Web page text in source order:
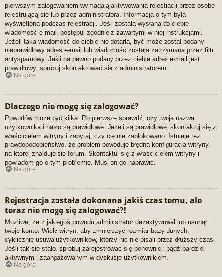
pierwszym zalogowaniem wymagają aktywowania rejestracji przez osobę
rejestrującą się lub przez administratora. Informacja o tym była
wyświetlona podczas rejestracji. Jeśli została wysłana do ciebie
wiadomość e-mail, postępuj zgodnie z zawartymi w niej instrukcjami.
Jeżeli taka wiadomość do ciebie nie dotarła, być może został podany
nieprawidłowy adres e-mail lub wiadomość została zatrzymana przez filtr
antyspamowy. Jeśli na pewno podany przez ciebie adres e-mail jest
prawidłowy, spróbuj skontaktować się z administratorem.
Na górę
Dlaczego nie mogę się zalogować?
Powodów może być kilka. Po pierwsze sprawdź, czy twoja nazwa
użytkownika i hasło są prawidłowe. Jeżeli są prawidłowe, skontaktuj się z
właścicielem witryny i zapytaj, czy cię nie zablokowano. Istnieje też
prawdopodobieństwo, że problem powoduje błędna konfiguracja witryny,
na której znajduje się forum. Skontaktuj się z właścicielem witryny i
powiadom go o tym problemie. Musi on go naprawić.
Na górę
Rejestracja została dokonana jakiś czas temu, ale
teraz nie mogę się zalogować?!
Możliwe, że z jakiegoś powodu administrator dezaktywował lub usunął
twoje konto. Wiele witryn, aby zmniejszyć rozmiar bazy danych,
cyklicznie usuwa użytkowników, którzy nic nie pisali przez dłuższy czas.
Jeśli tak się stało, spróbuj zarejestrować się ponownie i bądź bardziej
aktywnym i zaangażowanym w dyskusje użytkownikiem.
Na górę